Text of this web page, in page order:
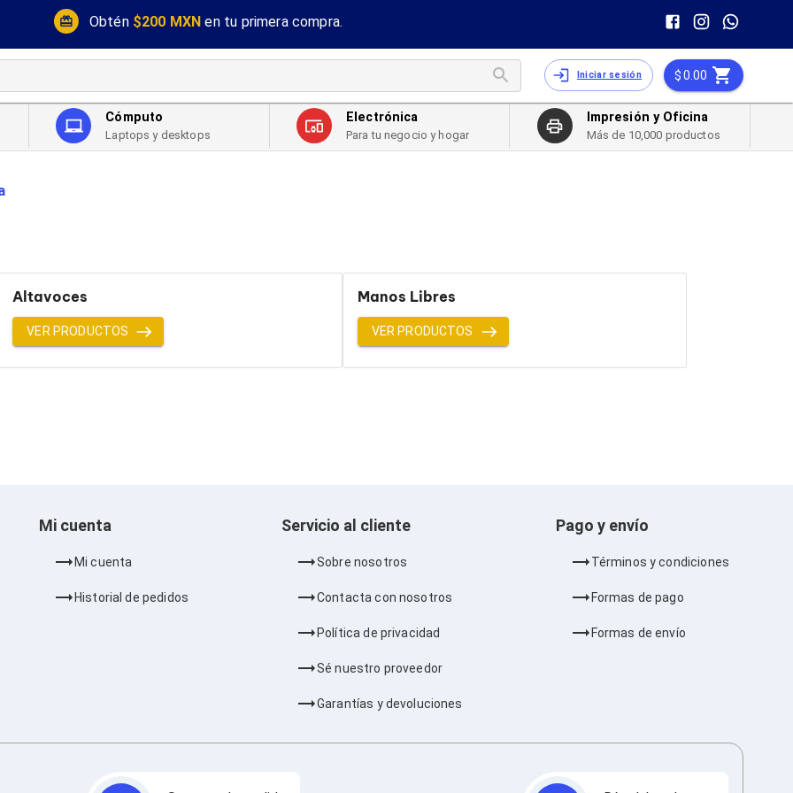
Obtén $200 MXN en tu primera compra.
Iniciar sesión 0.00
Cómputo
Laptops y desktops
Electrónica
Para tu negocio y hogar
Impresión y Oficina
Más de 10,000 productos
Altavoces
VER PRODUCTOS
Manos Libres
VER PRODUCTOS
Mi cuenta
Mi cuenta
Historial de pedidos
Servicio al cliente
Sobre nosotros
Contacta con nosotros
Política de privacidad
Sé nuestro proveedor
Garantías y devoluciones
Pago y envío
Términos y condiciones
Formas de pago
Formas de envío